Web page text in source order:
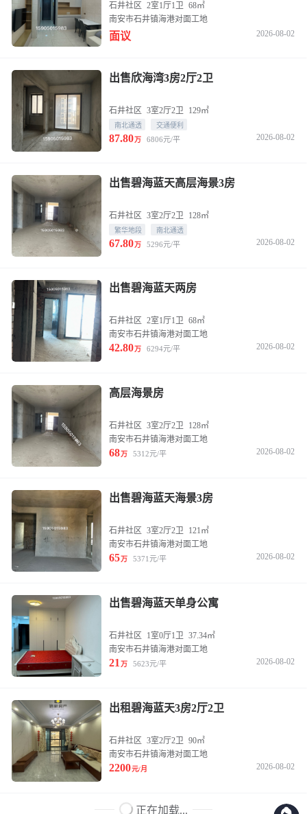
石井社区 2室1厅1卫 68㎡
南安市石井镇海港对面工地
面议 2026-08-02
出售欣海湾3房2厅2卫
石井社区 3室2厅2卫 129㎡
南北通透 交通便利
87.80万 6806元/平 2026-08-02
出售碧海蓝天高层海景3房
石井社区 3室2厅2卫 128㎡
繁华地段 南北通透
67.80万 5296元/平 2026-08-02
出售碧海蓝天两房
石井社区 2室1厅1卫 68㎡
南安市石井镇海港对面工地
42.80万 6294元/平 2026-08-02
高层海景房
石井社区 3室2厅2卫
128㎡
南安市石井镇海港对面工地
68万 5312元/平 2026-08-02
出售碧海蓝天海景3房
石井社区 3室2厅2卫
121㎡
南安市石井镇海港对面工地
65万 5371元/平 2026-08-02
出售碧海蓝天单身公寓
石井社区 1室0厅1卫 37.34㎡
南安市石井镇海港对面工地
21 万 5623元/平 2026-08-02
出租碧海蓝天3房2厅2卫
石井社区 3室2厅2卫 90㎡
南安市石井镇海港对面工地
2200元/月 2026-08-02
正在加载...